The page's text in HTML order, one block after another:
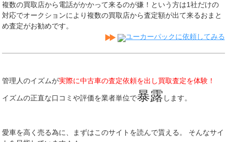
複数の買取店から電話がかかって来るのが嫌！という方は1社だけの
対応でオークションにより複数の買取店から査定額が出て来るおまと
め査定がお勧めです。
ユーカーパックに依頼してみる
管理人のイズムが実際に中古車の査定依頼を出し買取査定を体験！
イズムの正直な口コミや評価を業者単位で暴露 します。
愛車を高く売る為に、まずはこのサイトを読んで貰える。 そんなサイ